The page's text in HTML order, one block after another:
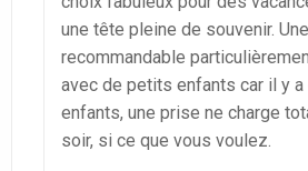
une tête pleine de souvenir.
recommandable
avec de petits enfants car il y
enfants, une prise ne charge
soir, si ce que vous voulez.